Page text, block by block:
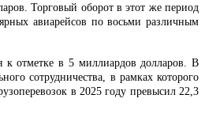
Торговый оборот в этот же период
авиарейсов по восьми различным
к отметке в 5 миллиардов долларов. В
сотрудничества, в рамках которого
в 2025 году превысил 22,3